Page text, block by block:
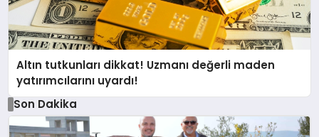
Altın tutkunları dikkat! Uzmanı değerli maden
yatırımcılarını uyardı!
Son Dakika